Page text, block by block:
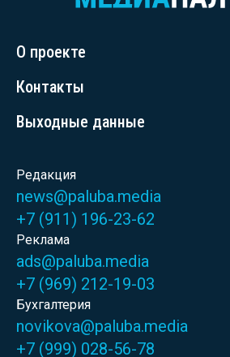
О проекте
Контакты
Выходные данные
Редакция
news@paluba.media
+7 (911) 196-23-62
Реклама
ads@paluba.media
+7 (969) 212-19-03
Бухгалтерия
novikova@paluba.media
+7 (999) 028-56-78